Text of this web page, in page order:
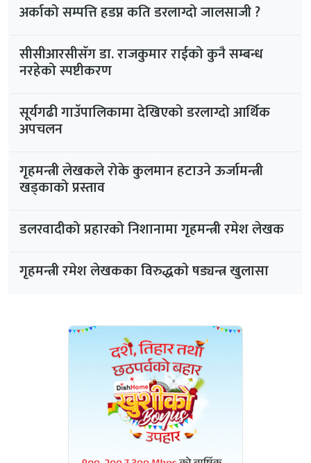
अर्काको सम्पत्ति हडप्न कति डरलाग्दो जालसाजी ?
सीसीआरसीसँग डा. राजकुमार राईको कुनै सम्बन्ध
नरहेको स्पष्टीकरण
सूर्यगढी गाउँपालिकामा देखिएको डरलाग्दो आर्थिक
अपचलन
गृहमन्त्री लेखकले रोके कुलमान हटाउने ऊर्जामन्त्री
खड्काको प्रस्ताव
डलरवादीको प्रहारको निशानामा गृहमन्त्री रमेश लेखक
गृहमन्त्री रमेश लेखकका विरुद्धकाे षड्यन्त्र खुलासा